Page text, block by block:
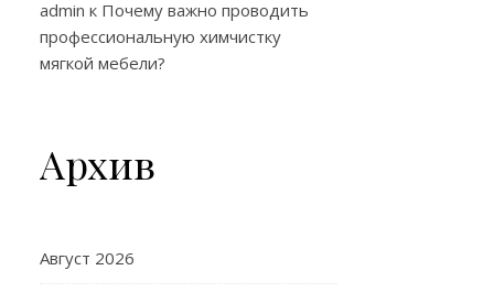
admin к Почему важно проводить
профессиональную химчистку
мягкой мебели?
Архив
Август 2026